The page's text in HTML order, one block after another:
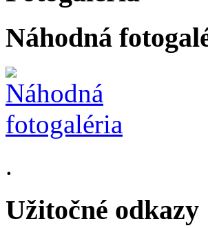
Náhodná
.
Užitočné odkazy